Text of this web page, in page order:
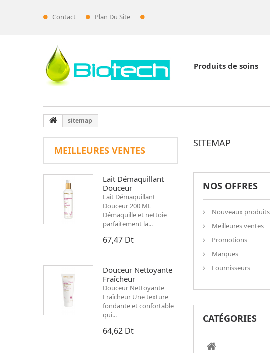
Contact Plan Du Site
Produits de soins
sitemap
MEILLEURES VENTES
Lait Démaquillant
Douceur
Lait Démaquillant
Douceur 200 ML
Démaquille et nettoie
parfaitement la...
67,47 Dt
Douceur Nettoyante
Fraîcheur
Douceur Nettoyante
Fraîcheur Une texture
fondante et confortable
qui...
64,62 Dt
SITEMAP
NOS OFFRES
Nouveaux produits
Meilleures ventes
Promotions
Marques
Fournisseurs
CATÉGORIES